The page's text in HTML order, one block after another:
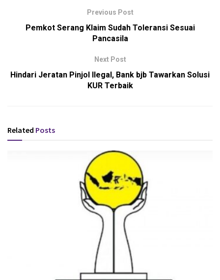
Previous Post
Pemkot Serang Klaim Sudah Toleransi Sesuai
Pancasila
Next Post
Hindari Jeratan Pinjol Ilegal, Bank bjb Tawarkan Solusi
KUR Terbaik
Related Posts